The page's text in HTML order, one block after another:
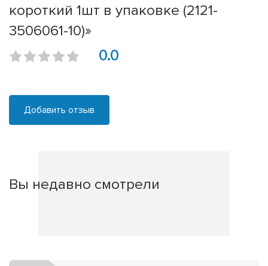
короткий 1шт в упаковке (2121-
3506061-10)»
0.0
Добавить отзыв
Вы недавно смотрели